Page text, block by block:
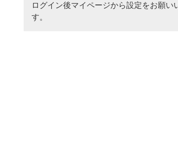
ログイン後マイページから設定をお願い
す。